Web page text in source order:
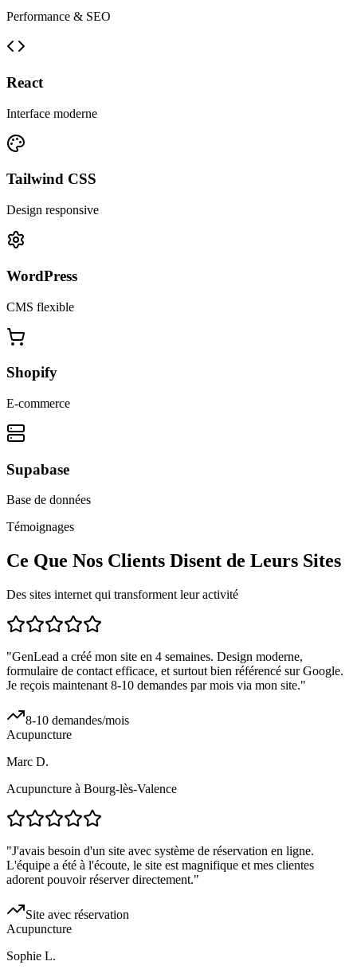
Performance & SEO
React
Interface moderne
Tailwind CSS
Design responsive
WordPress
CMS flexible
Shopify
E-commerce
Supabase
Base de données
Témoignages
Ce Que Nos Clients Disent de Leurs Sites
Des sites internet qui transforment leur activité
"GenLead a créé mon site en 4 semaines. Design moderne,
formulaire de contact efficace, et surtout bien référencé sur Google.
Je reçois maintenant 8-10 demandes par mois via mon site."
8-10 demandes/mois
Acupuncture
Marc D.
Acupuncture à Bourg-lès-Valence
"J'avais besoin d'un site avec système de réservation en ligne.
L'équipe a été à l'écoute, le site est magnifique et mes clientes
adorent pouvoir réserver directement."
Site avec réservation
Acupuncture
Sophie L.